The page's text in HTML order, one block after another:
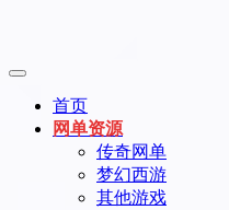
首页
网单资源
传奇网单
梦幻西游
其他游戏